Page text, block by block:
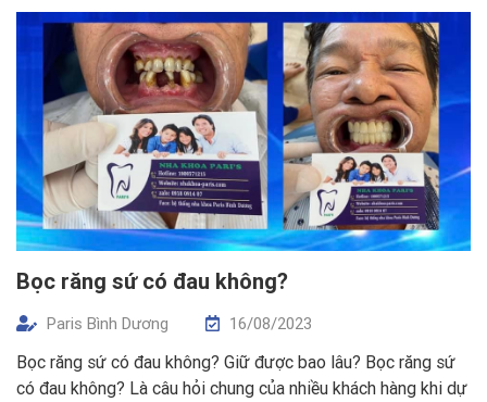
Quý khách hàng.
Nhằm giúp Quý khách […]
Bọc răng sứ có đau không?
Paris Bình Dương 16/08/2023
Bọc răng sứ có đau không? Giữ được bao lâu? Bọc răng sứ
có đau không? Là câu hỏi chung của nhiều khách hàng khi dự